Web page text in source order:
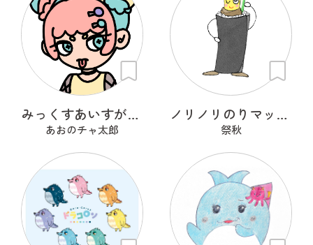
みっくすあいすがーる
あおのチャ太郎
ノリノリのりマッキーさん
祭秋